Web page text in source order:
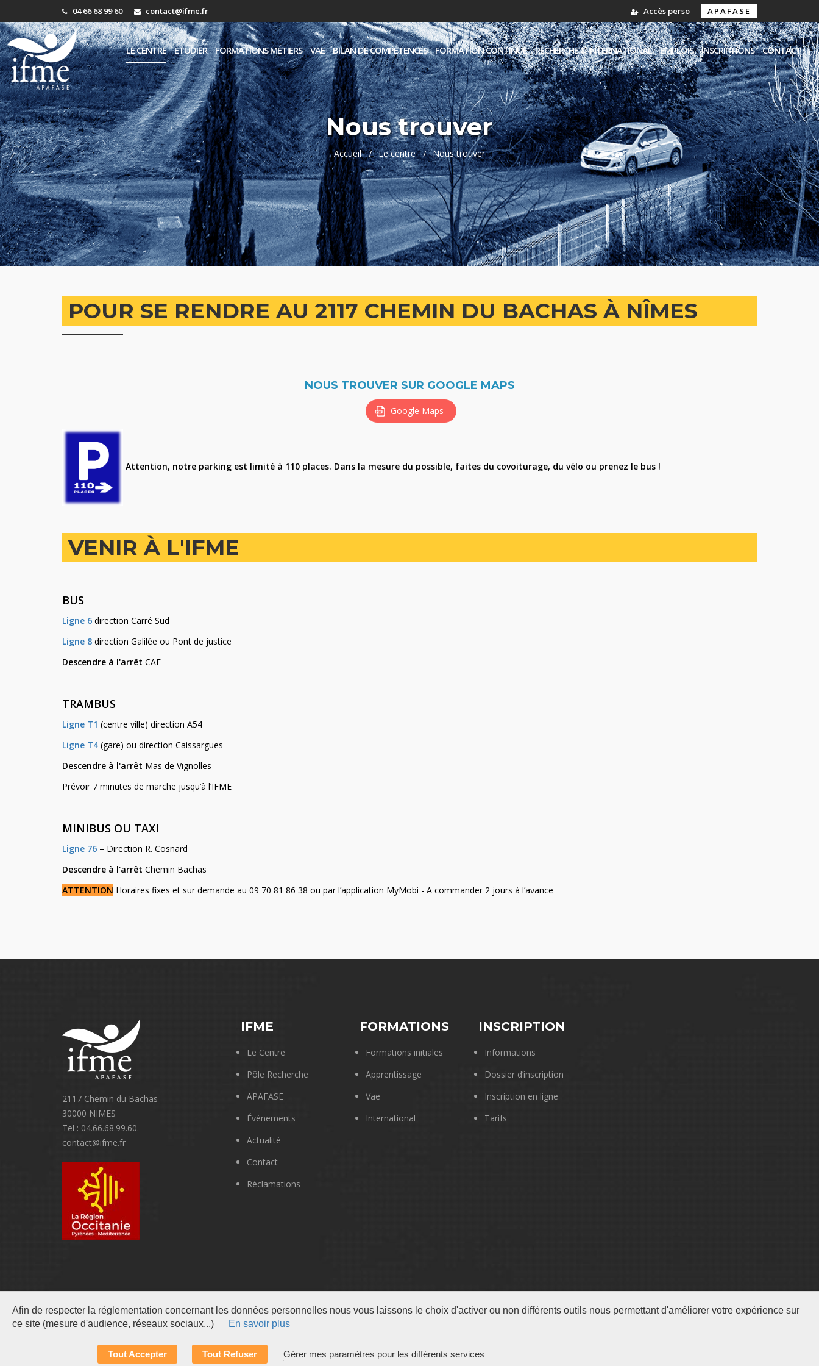
04 66 68 99 60 contact@ifme.fr Accès perso APAFASE
LE CENTRE ÉTUDIER FORMATIONS MÉTIERS VAE BILAN DE COMPÉTENCES FORMATION CONTINUE RECHERCHE & INTERNATIONAL EMPLOIS INSCRIPTIONS CONTACT
Nous trouver
Accueil Le centre Nous trouver
POUR SE RENDRE AU 2117 CHEMIN DU BACHAS À NÎMES
NOUS TROUVER SUR GOOGLE MAPS
Google Maps
Attention, notre parking est limité à 110 places. Dans la mesure du possible, faites du covoiturage, du vélo ou prenez le bus !
VENIR À L'IFME
BUS
Ligne 6 direction Carré Sud
Ligne 8 direction Galilée ou Pont de justice
Descendre à l'arrêt CAF
TRAMBUS
Ligne T1 (centre ville) direction A54
Ligne T4 (gare) ou direction Caissargues
Descendre à l'arrêt Mas de Vignolles
Prévoir 7 minutes de marche jusqu’à l’IFME
MINIBUS OU TAXI
Ligne 76 – Direction R. Cosnard
Descendre à l'arrêt Chemin Bachas
ATTENTION Horaires fixes et sur demande au 09 70 81 86 38 ou par l’application MyMobi - A commander 2 jours à l’avance
2117 Chemin du Bachas
30000 NIMES
Tel : 04.66.68.99.60.
contact@ifme.fr
IFME
Le Centre
Pôle Recherche
APAFASE
Événements
Actualité
Contact
Réclamations
FORMATIONS
Formations initiales
Apprentissage
Vae
International
INSCRIPTION
Informations
Dossier d’inscription
Inscription en ligne
Tarifs
Gestion de vos données personnelles
Afin de respecter la réglementation concernant les données personnelles nous vous laissons le choix d'activer ou non différents outils nous permettant d'améliorer votre expérience sur
ce site (mesure d'audience, réseaux sociaux...)
En savoir plus
Tout Accepter Tout Refuser Gérer mes paramètres pour les différents services